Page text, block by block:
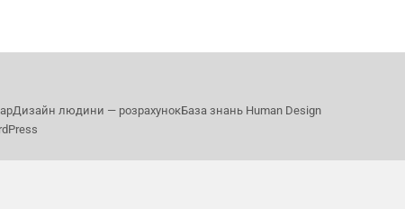
Дизайн людини — розрахунокБаза знань Human Design